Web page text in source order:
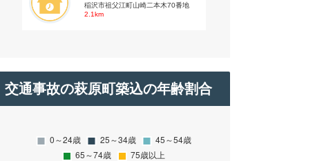
稲沢市祖父江町山崎二本木70番地
2.1km
交通事故の萩原町築込の年齢割合